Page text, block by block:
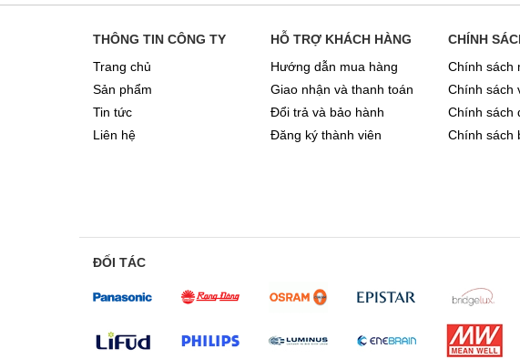
THÔNG TIN CÔNG TY
Trang chủ
Sản phẩm
Tin tức
Liên hệ
HỖ TRỢ KHÁCH HÀNG
Hướng dẫn mua hàng
Giao nhận và thanh toán
Đổi trả và bảo hành
Đăng ký thành viên
CHÍNH
Chính sách
Chính sách
Chính sách
Chính sách
ĐỐI TÁC